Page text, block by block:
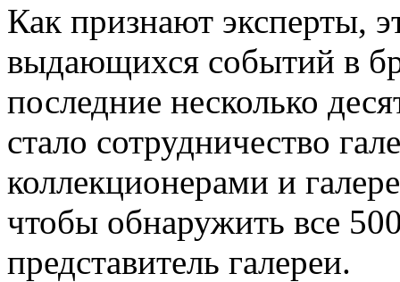
Как признают эксперты,
выдающихся событий в
последние несколько
стало сотрудничество
коллекционерами и
чтобы обнаружить все
представитель галереи.